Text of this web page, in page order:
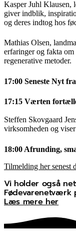
Kasper Juhl Klausen,
giver indblik,
og deres indtog hos
Mathias Olsen,
erfaringer og fakta
regenerative metoder.
17:00 Seneste Nyt
17:15 Værten
Steffen Skovgaard
virksomheden og
18:00 Afrunding,
Tilmelding her senest
Vi holder også
Fødevarenetværk
Læs mere her